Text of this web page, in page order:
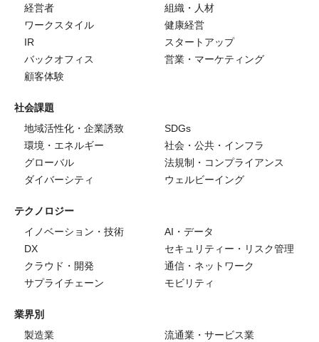
経営者
組織・人材
ワークスタイル
健康経営
IR
スタートアップ
バックオフィス
営業・マーケティング
顧客体験
社会課題
地域活性化・企業誘致
SDGs
環境・エネルギー
社会・公共・インフラ
グローバル
法規制・コンプライアンス
ダイバーシティ
ウェルビーイング
テクノロジー
イノベーション・技術
AI・データ
DX
セキュリティー・リスク管理
クラウド・開発
通信・ネットワーク
サプライチェーン
モビリティ
業界別
製造業
流通業・サービス業